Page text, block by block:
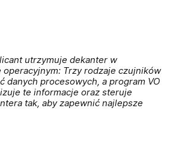
utrzymuje dekanter w
operacyjnym: Trzy rodzaje czujników
danych procesowych, a program VO
te informacje oraz steruje
tak, aby zapewnić najlepsze